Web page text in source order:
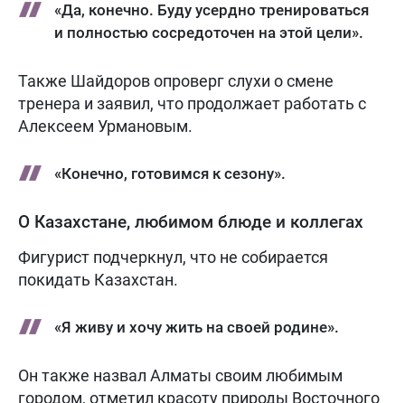
«Да, конечно. Буду усердно тренироваться
и полностью сосредоточен на этой цели».
Также Шайдоров опроверг слухи о смене
тренера и заявил, что продолжает работать с
Алексеем Урмановым.
«Конечно, готовимся к сезону».
О Казахстане, любимом блюде и коллегах
Фигурист подчеркнул, что не собирается
покидать Казахстан.
«Я живу и хочу жить на своей родине».
Он также назвал Алматы своим любимым
городом, отметил красоту природы Восточного